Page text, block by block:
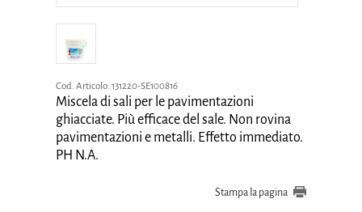
Cod. Articolo: 131220-SE100816
Miscela di sali per le pavimentazioni
ghiacciate. Più efficace del sale. Non rovina
pavimentazioni e metalli. Effetto immediato.
PH N.A.
Stampa la pagina